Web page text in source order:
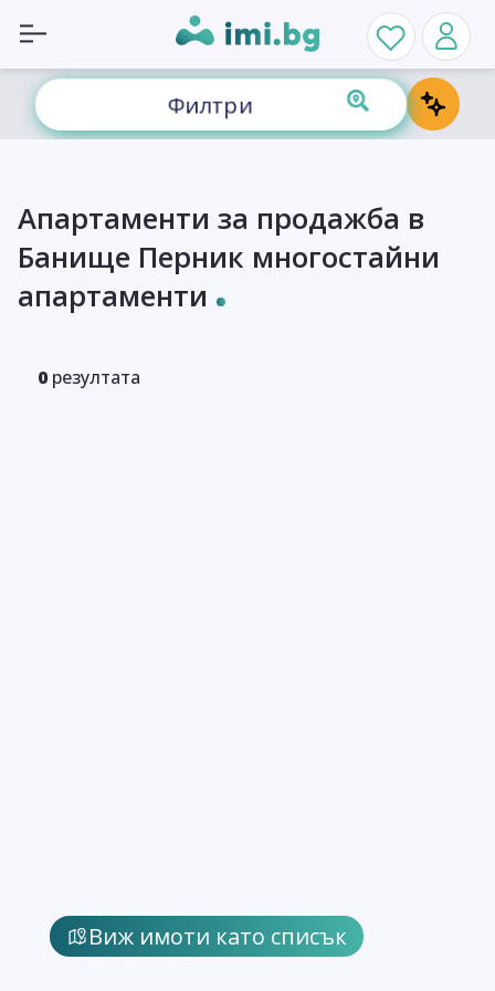
Филтри
Виж имоти като списък
Апартаменти за продажба в
Банище Перник многостайни
апартаменти
0 резултата